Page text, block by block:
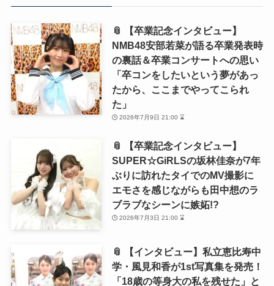
📎 【卒業記念インタビュー】
NMB48安部若菜が語る卒業発表時
の裏話＆卒業コンサートへの思い
「卒コンをしたいという夢があっ
たから、ここまでやってこられ
た」
2026年7月9日 21:00 ⌛
📎 【卒業記念インタビュー】
SUPER☆GiRLSの坂林佳奈が7年
ぶりに訪れたタイでのMV撮影に
エモさを感じながらも田中想のラ
ブラブなシーンに嫉妬!?
2026年7月3日 21:00 ⌛
📎 【インタビュー】私立恵比寿中
学・風見和香が1st写真集を発売！
「18歳の等身大の私を残せた」と